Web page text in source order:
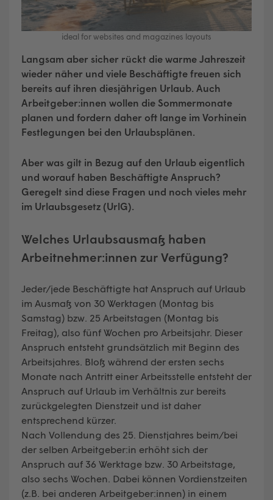
ideal for websites and magazines layouts
Langsam aber sicher rückt die warme Jahreszeit
wieder näher und viele Beschäftigte freuen sich
bereits auf ihren diesjährigen Urlaub. Auch
Arbeitgeber:innen wollen die Sommermonate
planen und fordern daher oft lange im Vorhinein
Festlegungen bei den Urlaubsplänen.
Aber was gilt in Bezug auf den Urlaub eigentlich
und worauf haben Beschäftigte Anspruch?
Geregelt sind diese Fragen und noch vieles mehr
im Urlaubsgesetz (UrlG).
Welches Urlaubsausmaß haben
Arbeitnehmer:innen zur Verfügung?
Jeder/jede Beschäftigte hat Anspruch auf Urlaub
im Ausmaß von 30 Werktagen (Montag bis
Samstag) bzw. 25 Arbeitstagen (Montag bis
Freitag), also fünf Wochen pro Arbeitsjahr. Dieser
Anspruch entsteht grundsätzlich mit Beginn des
Arbeitsjahres. Bloß während der ersten sechs
Monate nach Antritt einer Arbeitsstelle entsteht der
Anspruch auf Urlaub im Verhältnis zur bereits
zurückgelegten Dienstzeit und ist daher
entsprechend kürzer.
Nach Vollendung des 25. Dienstjahres beim/bei
der selben Arbeitgeber:in erhöht sich der
Anspruch auf 36 Werktage bzw. 30 Arbeitstage,
also sechs Wochen. Dabei können Vordienstzeiten
(z.B. bei anderen Arbeitgeber:innen) in einem